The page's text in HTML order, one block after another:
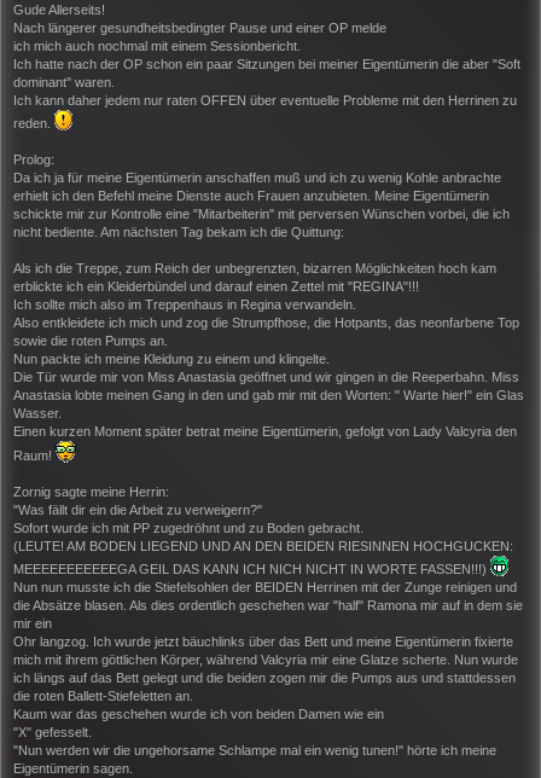
i
t
r
a
g
Gude Allerseits!
Nach längerer gesundheitsbedingter Pause und einer OP melde
ich mich auch nochmal mit einem Sessionbericht.
Ich hatte nach der OP schon ein paar Sitzungen bei meiner Eigentümerin die aber "Soft
dominant" waren.
Ich kann daher jedem nur raten OFFEN über eventuelle Probleme mit den Herrinen zu
reden.
Prolog:
Da ich ja für meine Eigentümerin anschaffen muß und ich zu wenig Kohle anbrachte
erhielt ich den Befehl meine Dienste auch Frauen anzubieten. Meine Eigentümerin
schickte mir zur Kontrolle eine "Mitarbeiterin" mit perversen Wünschen vorbei, die ich
nicht bediente. Am nächsten Tag bekam ich die Quittung:
Als ich die Treppe, zum Reich der unbegrenzten, bizarren Möglichkeiten hoch kam
erblickte ich ein Kleiderbündel und darauf einen Zettel mit "REGINA"!!!
Ich sollte mich also im Treppenhaus in Regina verwandeln.
Also entkleidete ich mich und zog die Strumpfhose, die Hotpants, das neonfarbene Top
sowie die roten Pumps an.
Nun packte ich meine Kleidung zu einem und klingelte.
Die Tür wurde mir von Miss Anastasia geöffnet und wir gingen in die Reeperbahn. Miss
Anastasia lobte meinen Gang in den und gab mir mit den Worten: " Warte hier!" ein Glas
Wasser.
Einen kurzen Moment später betrat meine Eigentümerin, gefolgt von Lady Valcyria den
Raum!
Zornig sagte meine Herrin:
"Was fällt dir ein die Arbeit zu verweigern?"
Sofort wurde ich mit PP zugedröhnt und zu Boden gebracht.
(LEUTE! AM BODEN LIEGEND UND AN DEN BEIDEN RIESINNEN HOCHGUCKEN:
MEEEEEEEEEEEGA GEIL DAS KANN ICH NICH NICHT IN WORTE FASSEN!!!)
Nun nun musste ich die Stiefelsohlen der BEIDEN Herrinen mit der Zunge reinigen und
die Absätze blasen. Als dies ordentlich geschehen war "half" Ramona mir auf in dem sie
mir ein
Ohr langzog. Ich wurde jetzt bäuchlinks über das Bett und meine Eigentümerin fixierte
mich mit ihrem göttlichen Körper, während Valcyria mir eine Glatze scherte. Nun wurde
ich längs auf das Bett gelegt und die beiden zogen mir die Pumps aus und stattdessen
die roten Ballett-Stiefeletten an.
Kaum war das geschehen wurde ich von beiden Damen wie ein
"X" gefesselt.
"Nun werden wir die ungehorsame Schlampe mal ein wenig tunen!" hörte ich meine
Eigentümerin sagen.